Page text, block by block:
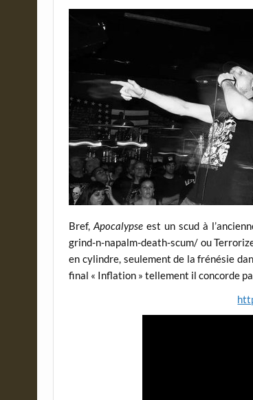
Bref,Apocalypse est un scud à
grind-n-napalm-death-scum/ ou
en cylindre, seulement de la frénésie
final « Inflation » tellement il concorde